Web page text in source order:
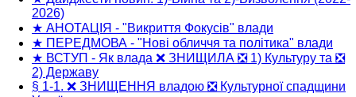
2026)
★ АНОТАЦІЯ - "Викриття Фокусів" влади
★ ПЕРЕДМОВА - "Нові обличчя та політика" влади
★ ВСТУП - Як влада ❌ ЗНИЩИЛА ❎ 1) Культуру та ❎
2) Державу
§ 1-1. ❌ ЗНИЩЕННЯ владою ❎ Культурної спадщини